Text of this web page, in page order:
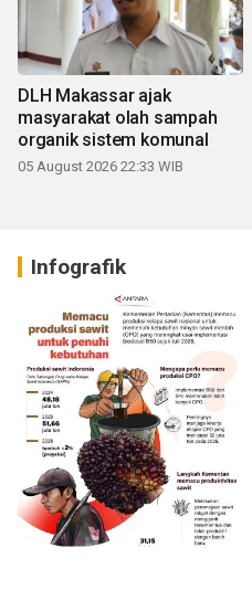
DLH Makassar ajak
masyarakat olah sampah
organik sistem komunal
05 August 2026 22:33 WIB
Infografik